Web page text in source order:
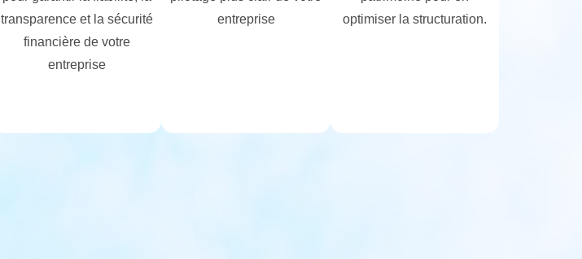
transparence et la sécurité
financière de votre
entreprise
entreprise
optimiser la structuration.